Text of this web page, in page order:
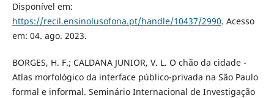
Disponível em:
https://recil.ensinolusofona.pt/handle/10437/2990. Acesso
em: 04. ago. 2023.
BORGES, H. F.; CALDANA JUNIOR, V. L. O chão da cidade -
Atlas morfológico da interface público-privada na São Paulo
formal e informal. Seminário Internacional de Investigação